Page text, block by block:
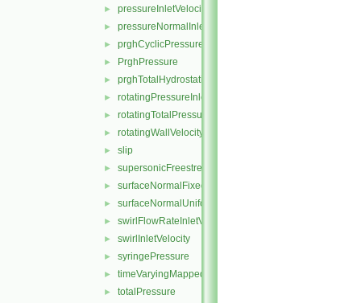
► pressureInletVelocity
► pressureNormalInletOutletVelocity
► prghCyclicPressure
► PrghPressure
► prghTotalHydrostaticPressure
► rotatingPressureInletOutletVelocity
► rotatingTotalPressure
► rotatingWallVelocity
► slip
► supersonicFreestream
► surfaceNormalFixedValue
► surfaceNormalUniformFixedValue
► swirlFlowRateInletVelocity
► swirlInletVelocity
► syringePressure
► timeVaryingMappedFixedValue
► totalPressure